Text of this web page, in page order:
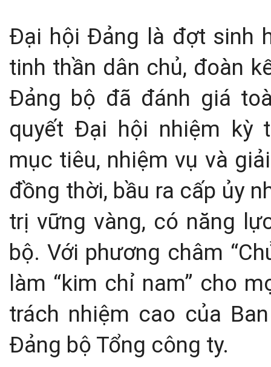
Đại hội Đảng là đợt sinh
tinh thần dân chủ, đoàn
Đảng bộ đã đánh giá
quyết Đại hội nhiệm kỳ
mục tiêu, nhiệm vụ và
đồng thời, bầu ra cấp ủy
trị vững vàng, có năng
bộ. Với phương châm
làm “kim chỉ nam” cho
trách nhiệm cao của
Đảng bộ Tổng công ty.